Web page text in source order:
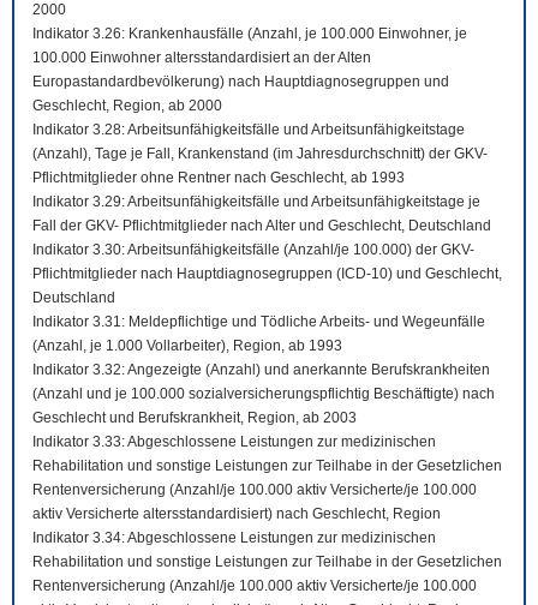
2000
Indikator 3.26: Krankenhausfälle (Anzahl, je 100.000 Einwohner, je
100.000 Einwohner altersstandardisiert an der Alten
Europastandardbevölkerung) nach Hauptdiagnosegruppen und
Geschlecht, Region, ab 2000
Indikator 3.28: Arbeitsunfähigkeitsfälle und Arbeitsunfähigkeitstage
(Anzahl), Tage je Fall, Krankenstand (im Jahresdurchschnitt) der GKV-
Pflichtmitglieder ohne Rentner nach Geschlecht, ab 1993
Indikator 3.29: Arbeitsunfähigkeitsfälle und Arbeitsunfähigkeitstage je
Fall der GKV- Pflichtmitglieder nach Alter und Geschlecht, Deutschland
Indikator 3.30: Arbeitsunfähigkeitsfälle (Anzahl/je 100.000) der GKV-
Pflichtmitglieder nach Hauptdiagnosegruppen (ICD-10) und Geschlecht,
Deutschland
Indikator 3.31: Meldepflichtige und Tödliche Arbeits- und Wegeunfälle
(Anzahl, je 1.000 Vollarbeiter), Region, ab 1993
Indikator 3.32: Angezeigte (Anzahl) und anerkannte Berufskrankheiten
(Anzahl und je 100.000 sozialversicherungspflichtig Beschäftigte) nach
Geschlecht und Berufskrankheit, Region, ab 2003
Indikator 3.33: Abgeschlossene Leistungen zur medizinischen
Rehabilitation und sonstige Leistungen zur Teilhabe in der Gesetzlichen
Rentenversicherung (Anzahl/je 100.000 aktiv Versicherte/je 100.000
aktiv Versicherte altersstandardisiert) nach Geschlecht, Region
Indikator 3.34: Abgeschlossene Leistungen zur medizinischen
Rehabilitation und sonstige Leistungen zur Teilhabe in der Gesetzlichen
Rentenversicherung (Anzahl/je 100.000 aktiv Versicherte/je 100.000